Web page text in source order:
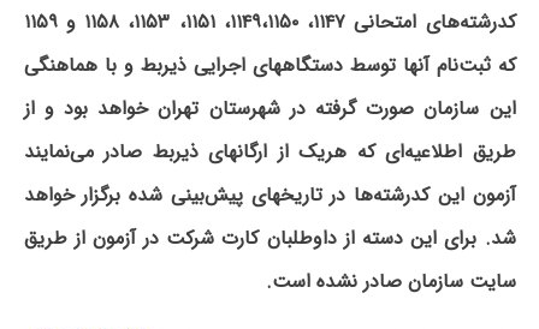
کدرشته‌های امتحانی ۱۱۴۷، ۱۱۴۹‌،‌۱۱۵۰‌، ۱۱۵۱، ۱۱۵۳، ۱۱۵۸ و‌ ۱۱۵۹
که ثبت‌نام آنها توسط دستگاههای اجرایی ذیربط و با هماهنگی
این سازمان صورت گرفته در شهرستان تهران خواهد بود و از
طریق اطلاعیه‌ای که هریک از ارگانهای ذیربط صادر می‌نمایند
آزمون این کدرشته‌ها در تاریخهای پیش‌بینی شده برگزار خواهد
شد. برای این دسته از داوطلبان کارت شرکت ‌در ‌آزمون از طریق
سایت سازمان صادر نشده است.